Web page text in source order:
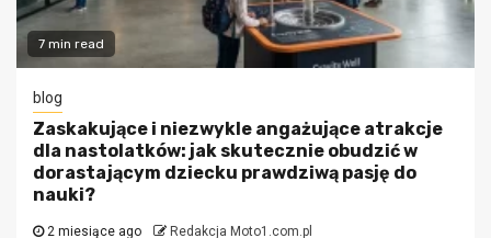
7 min read
blog
Zaskakujące i niezwykle angażujące atrakcje
dla nastolatków: jak skutecznie obudzić w
dorastającym dziecku prawdziwą pasję do
nauki?
2 miesiące ago Redakcja Moto1.com.pl